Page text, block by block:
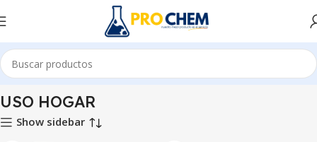
SOLUCIONES DE LIMPIEZA DESINFECTANTES USO HOGAR
USO HOGAR
Show sidebar